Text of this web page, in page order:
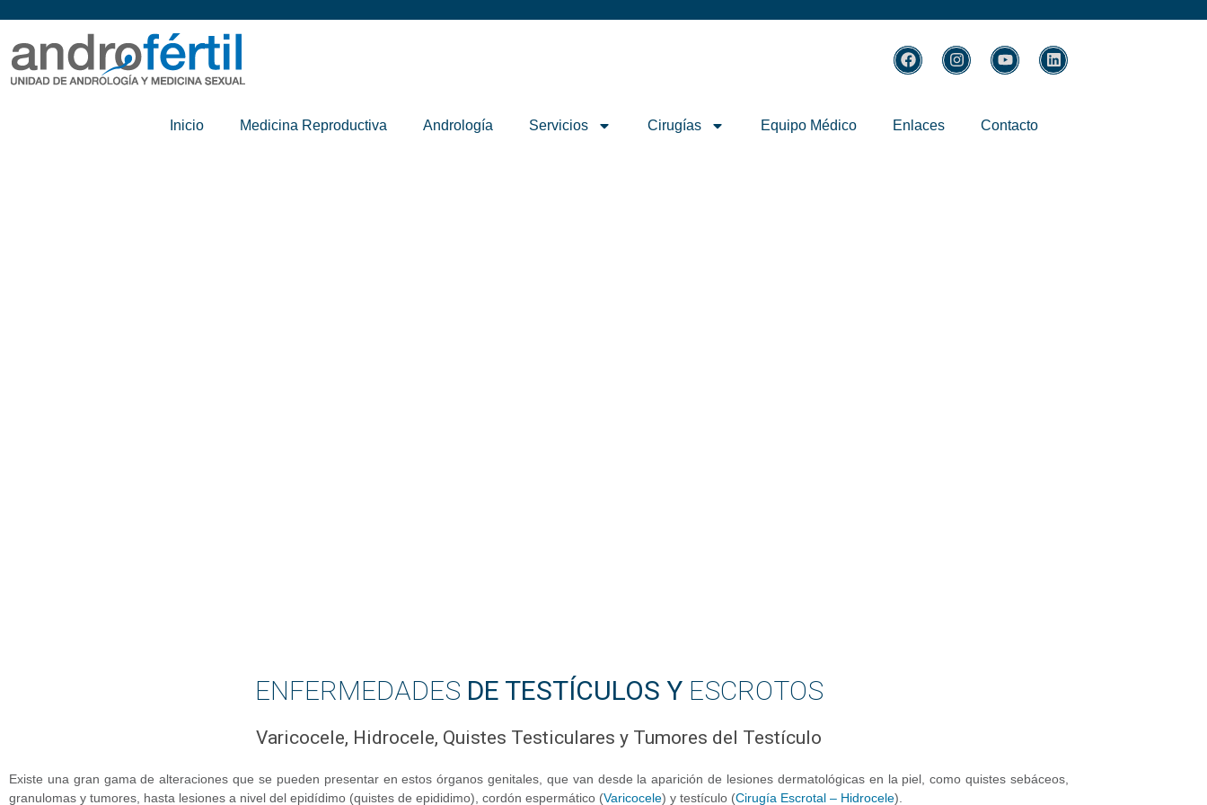
Inicio Medicina Reproductiva Andrología Servicios Cirugías Equipo Médico Enlaces Contacto
ENFERMEDADES DE TESTÍCULOS Y ESCROTOS
Varicocele, Hidrocele, Quistes Testiculares y Tumores del Testículo
Existe una gran gama de alteraciones que se pueden presentar en estos órganos genitales, que van desde la aparición de lesiones dermatológicas en la piel, como quistes sebáceos,
granulomas y tumores, hasta lesiones a nivel del epidídimo (quistes de epididimo), cordón espermático (Varicocele) y testículo (Cirugía Escrotal – Hidrocele).